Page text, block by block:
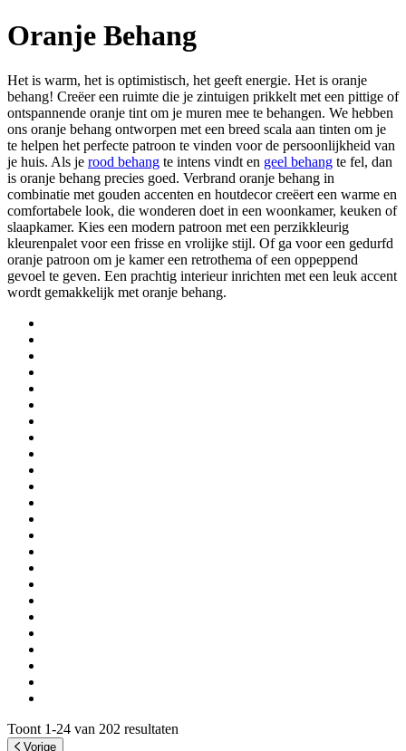
Oranje Behang
Het is warm, het is optimistisch, het geeft energie. Het is oranje
behang! Creëer een ruimte die je zintuigen prikkelt met een pittige of
ontspannende oranje tint om je muren mee te behangen. We hebben
ons oranje behang ontworpen met een breed scala aan tinten om je
te helpen het perfecte patroon te vinden voor de persoonlijkheid van
je huis. Als je rood behang te intens vindt en geel behang te fel, dan
is oranje behang precies goed. Verbrand oranje behang in
combinatie met gouden accenten en houtdecor creëert een warme en
comfortabele look, die wonderen doet in een woonkamer, keuken of
slaapkamer. Kies een modern patroon met een perzikkleurig
kleurenpalet voor een frisse en vrolijke stijl. Of ga voor een gedurfd
oranje patroon om je kamer een retrothema of een oppeppend
gevoel te geven. Een prachtig interieur inrichten met een leuk accent
wordt gemakkelijk met oranje behang.
Toont 1-24 van 202 resultaten
Vorige